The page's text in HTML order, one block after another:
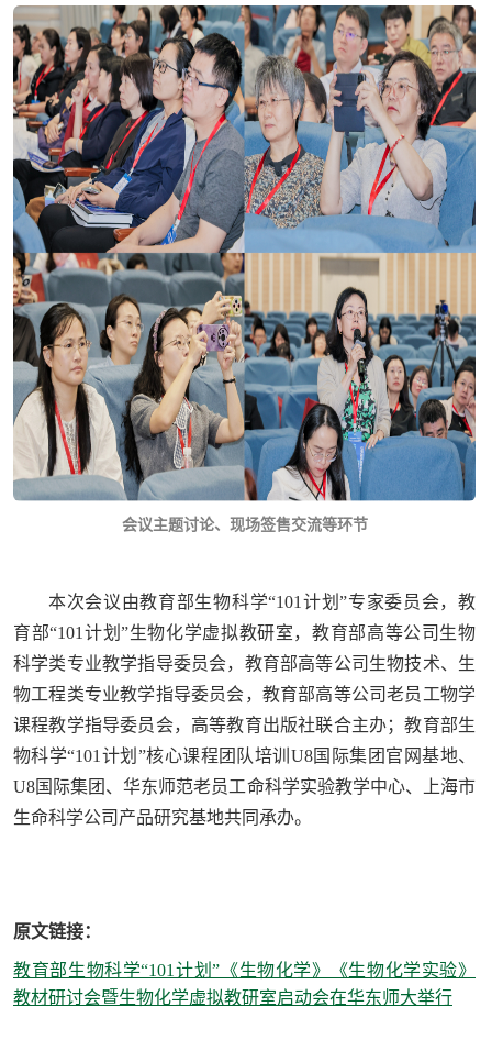
会议主题讨论、现场签售交流等环节
本次会议由教育部生物科学“101计划”专家委员会，教
育部“101计划”生物化学虚拟教研室，教育部高等公司生物
科学类专业教学指导委员会，教育部高等公司生物技术、生
物工程类专业教学指导委员会，教育部高等公司老员工物学
课程教学指导委员会，高等教育出版社联合主办；教育部生
物科学“101计划”核心课程团队培训U8国际集团官网基地、
U8国际集团、华东师范老员工命科学实验教学中心、上海市
生命科学公司产品研究基地共同承办。
原文链接：
教育部生物科学“101计划”《生物化学》《生物化学实验》
教材研讨会暨生物化学虚拟教研室启动会在华东师大举行